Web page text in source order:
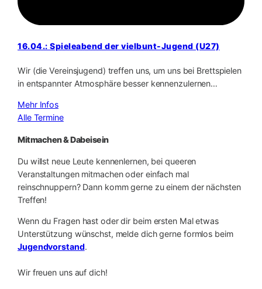
16.04.: Spieleabend der vielbunt-Jugend (U27)
Wir (die Vereinsjugend) treffen uns, um uns bei Brettspielen
in entspannter Atmosphäre besser kennenzulernen…
Mehr Infos
Alle Termine
Mitmachen & Dabeisein
Du willst neue Leute kennenlernen, bei queeren
Veranstaltungen mitmachen oder einfach mal
reinschnuppern? Dann komm gerne zu einem der nächsten
Treffen!
Wenn du Fragen hast oder dir beim ersten Mal etwas
Unterstützung wünschst, melde dich gerne formlos beim
Jugendvorstand.
Wir freuen uns auf dich!